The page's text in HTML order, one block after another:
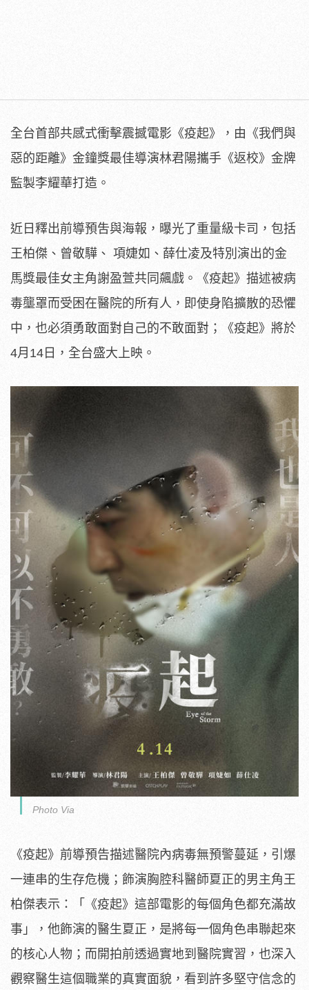
全台首部共感式衝擊震撼電影《疫起》，由《我們與
惡的距離》金鐘獎最佳導演林君陽攜手《返校》金牌
監製李耀華打造。
近日釋出前導預吿與海報，曝光了重量級卡司， 包括
王柏傑、曾敬驊、 項婕如、薛仕凌及特別演出的金
馬獎最佳女主角謝盈萱共同飆戲。《疫起》描述被病
毒壟罩而受困在醫院的所有人， 即使身陷擴散的恐懼
中，也必須勇敢面對自己的不敢面對；《疫起》 將於
4月14日，全台盛大上映。
Photo Via
《疫起》前導預告描述醫院內病毒無預警蔓延， 引爆
一連串的生存危機；飾演胸腔科醫師夏正的男主角王
柏傑表示：
「《疫起》這部電影的每個角色都充滿故
事」，他飾演的醫生夏正， 是將每一個角色串聯起來
的核心人物； 而開拍前透過實地到醫院實習， 也深入
觀察醫生這個職業的真實面貌，看到許多堅守信念的